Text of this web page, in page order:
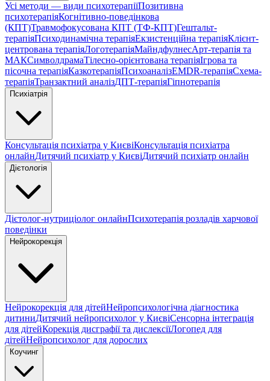
Усі методи — види психотерапіїПозитивна
психотерапіяКогнітивно-поведінкова
(КПТ)Травмофокусована КПТ (ТФ-КПТ)Гештальт-
терапіяПсиходинамічна терапіяЕкзистенційна терапіяКлієнт-
центрована терапіяЛоготерапіяМайндфулнесАрт-терапія та
МАКСимволдрамаТілесно-орієнтована терапіяІгрова та
пісочна терапіяКазкотерапіяПсихоаналізEMDR-терапіяСхема-
терапіяТранзактний аналізДПТ-терапіяГіпнотерапія
Психіатрія
Консультація психіатра у КиєвіКонсультація психіатра
онлайнДитячий психіатр у КиєвіДитячий психіатр онлайн
Дієтологія
Дієтолог-нутриціолог онлайнПсихотерапія розладів харчової
поведінки
Нейрокорекція
Нейрокорекція для дітейНейропсихологічна діагностика
дитиниДитячий нейропсихолог у КиєвіСенсорна інтеграція
для дітейКорекція дисграфії та дислексіїЛогопед для
дітейНейропсихолог для дорослих
Коучинг